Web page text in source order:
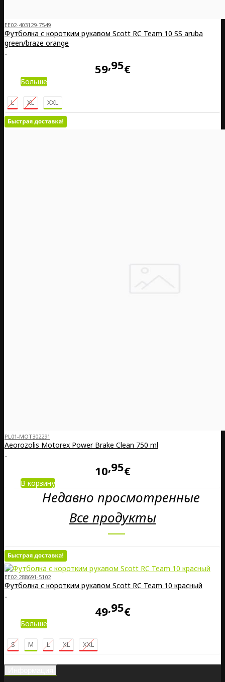
EE02-403129-7549
Футболка с коротким рукавом Scott RC Team 10 SS aruba
green/braze orange
..
59 95€
Больше
L XL XXL
PL01-MOT302291
Aeorozolis Motorex Power Brake Clean 750 ml
..
10 95€
В корзину
Недавно просмотренные
Все продукты
EE02-288691-5102
Футболка с коротким рукавом Scott RC Team 10 красный
..
49 95€
Больше
S M L XL XXL